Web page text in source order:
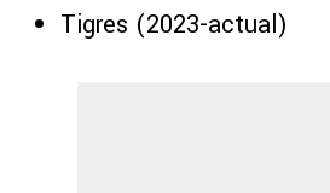
Tigres (2023-actual)